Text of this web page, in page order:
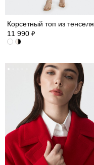
Корсетный топ из тенселя
11 990 ₽